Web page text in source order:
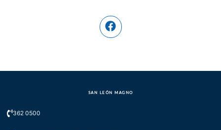
SAN LEÓN MAGNO
362 0500